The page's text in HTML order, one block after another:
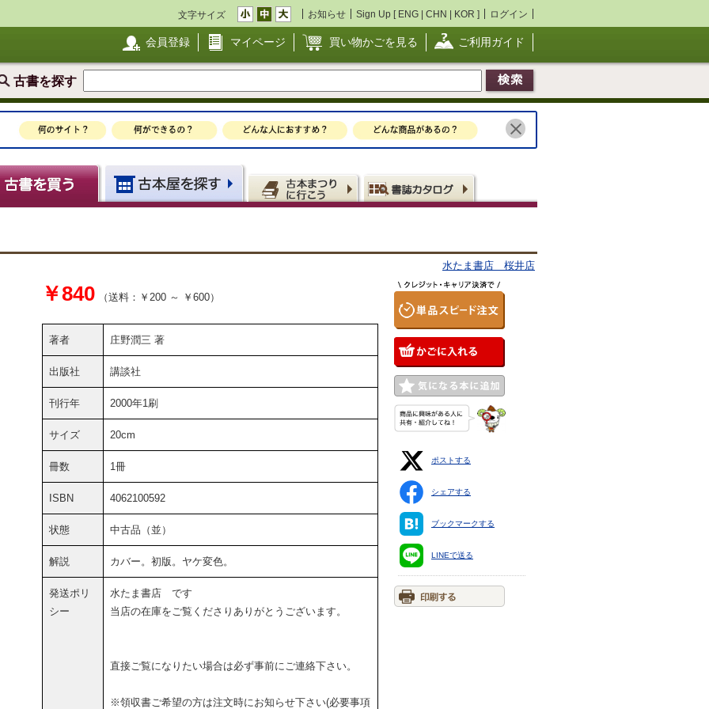
文字サイズ お知らせ Sign Up [ ENG | CHN | KOR ] ログイン
会員登録 マイページ 買い物かごを見る ご利用ガイド
古書を探す
水たま書店 桜井店
￥840 （送料：￥200 ～ ￥600）
著者 庄野潤三 著
出版社 講談社
刊行年 2000年1刷
サイズ 20cm
冊数 1冊
ISBN 4062100592
状態 中古品（並）
解説 カバー。初版。ヤケ変色。
発送ポリ
シー
水たま書店 です
当店の在庫をご覧くださりありがとうございます。
直接ご覧になりたい場合は必ず事前にご連絡下さい。
※領収書ご希望の方は注文時にお知らせ下さい(必要事項
ポストする
シェアする
ブックマークする
LINEで送る